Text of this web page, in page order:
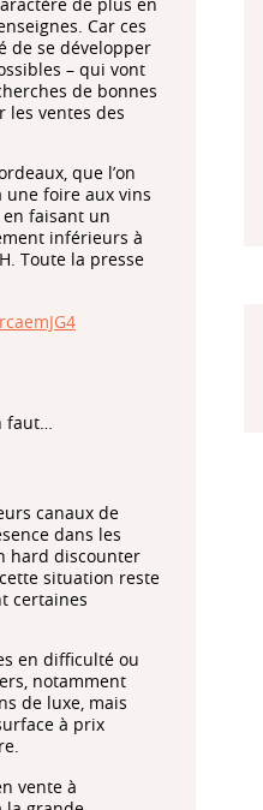
Car ces
de se développer
– qui vont
de bonnes
les ventes des
que l’on
une foire aux vins
en faisant un
inférieurs à
Toute la presse
canaux de
dans les
hard discounter
situation reste
certaines
en difficulté ou
notamment
de luxe, mais
à prix
vente à